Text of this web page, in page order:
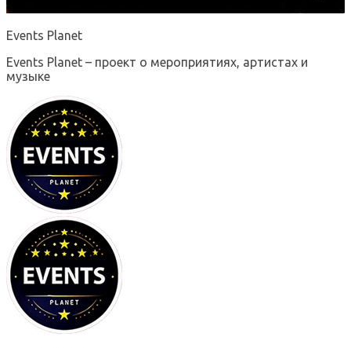
Events Planet
Events Planet – проект о мероприятиях, артистах и
музыке